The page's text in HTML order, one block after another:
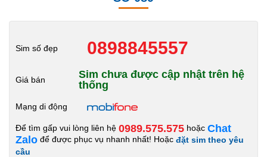
Sim số đẹp 0898845557
Giá bán
Sim chưa được cập nhật trên hệ
thống
Mạng di động
Để tìm gấp vui lòng liên hệ 0989.575.575 hoặc Chat
Zalo để được phục vụ nhanh nhất! Hoặc đặt sim theo yêu
cầu